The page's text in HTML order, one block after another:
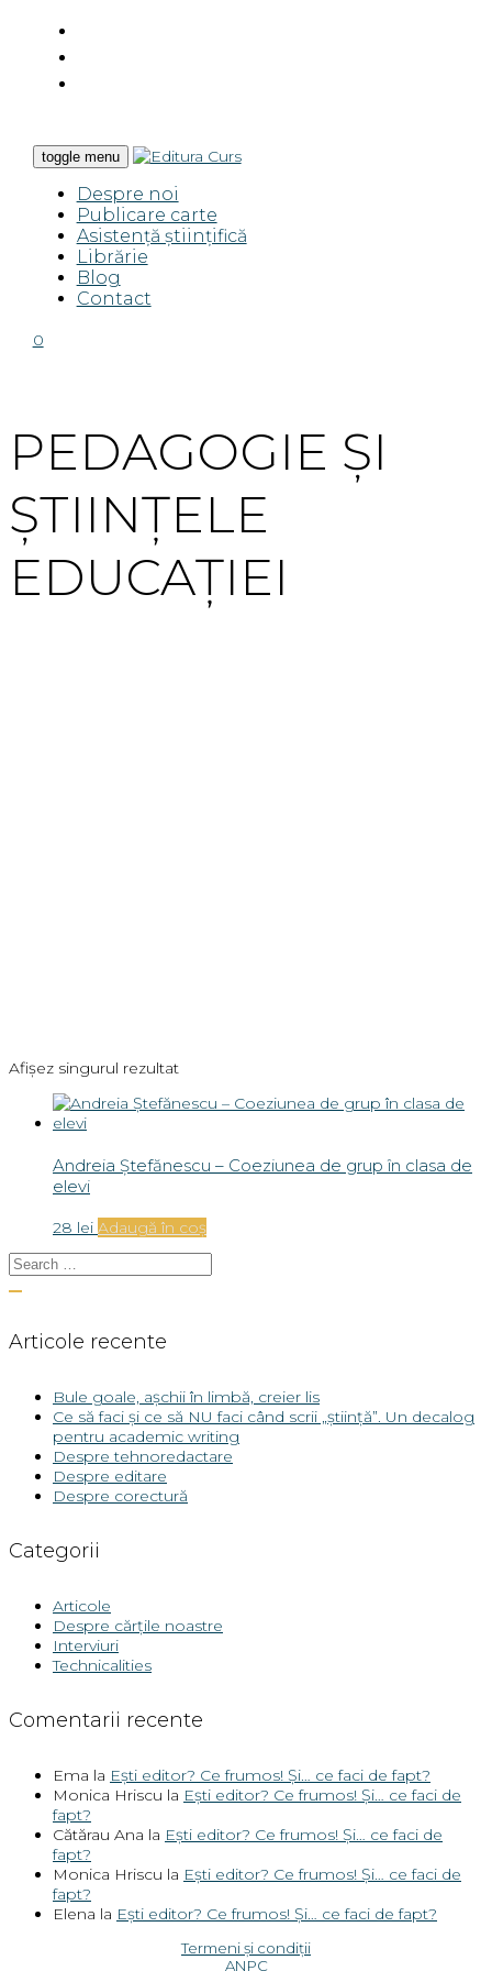
toggle menu
Despre noi
Publicare carte
Asistență științifică
Librărie
Blog
Contact
0
PEDAGOGIE ȘI
ȘTIINȚELE
EDUCAȚIEI
Afișez singurul rezultat
Andreia Ștefănescu – Coeziunea de grup în clasa de
elevi
28 lei Adaugă în coș
Articole recente
Bule goale, așchii în limbă, creier lis
Ce să faci și ce să NU faci când scrii „știință”. Un decalog
pentru academic writing
Despre tehnoredactare
Despre editare
Despre corectură
Categorii
Articole
Despre cărțile noastre
Interviuri
Technicalities
Comentarii recente
Ema la Ești editor? Ce frumos! Și… ce faci de fapt?
Monica Hriscu la Ești editor? Ce frumos! Și… ce faci de
fapt?
Cătărau Ana la Ești editor? Ce frumos! Și… ce faci de
fapt?
Monica Hriscu la Ești editor? Ce frumos! Și… ce faci de
fapt?
Elena la Ești editor? Ce frumos! Și… ce faci de fapt?
Termeni și condiții
ANPC